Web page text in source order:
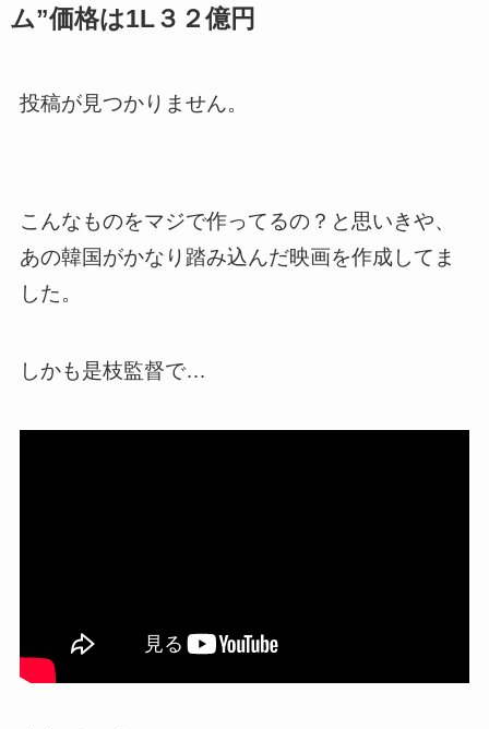
ム”価格は1L３２億円
投稿が見つかりません。
こんなものをマジで作ってるの？と思いきや、
あの韓国がかなり踏み込んだ映画を作成してま
した。
しかも是枝監督で…